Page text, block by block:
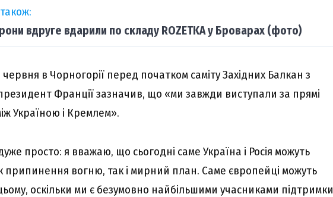
вдруге вдарили по складу ROZETKA у Броварах (фото)
в Чорногорії перед початком саміту Західних Балкан з
Франції зазначив, що «ми завжди виступали за прямі
Україною і Кремлем».
просто: я вважаю, що сьогодні саме Україна і Росія можуть
припинення вогню, так і мирний план. Саме європейці можуть
оскільки ми є безумовно найбільшими учасниками підтримки